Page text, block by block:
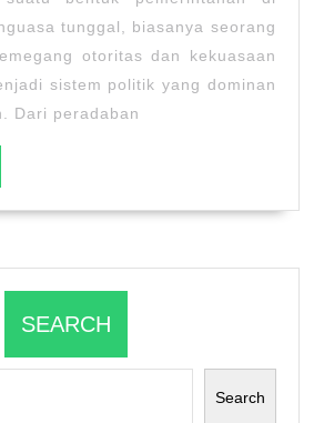
Warisan
Monarki
tunggal, biasanya seorang
otoritas dan kekuasaan
sistem politik yang dominan
Dari peradaban
SEARCH
Search